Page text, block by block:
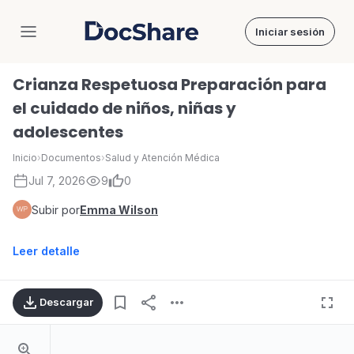
DocShare Iniciar sesión
Crianza Respetuosa Preparación para
el cuidado de niños, niñas y
adolescentes
Inicio›Documentos›Salud y Atención Médica
Jul 7, 2026 9 0
Subir porEmma Wilson
Leer detalle
Descargar